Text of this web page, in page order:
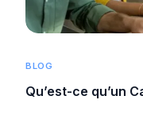
BLOG
Qu’est-ce qu’un